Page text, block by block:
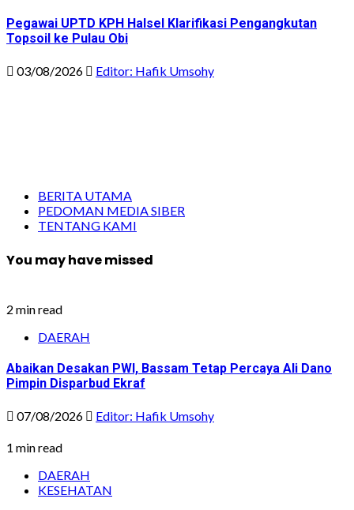
Pegawai UPTD KPH Halsel Klarifikasi Pengangkutan
Topsoil ke Pulau Obi
03/08/2026 Editor: Hafik Umsohy
BERITA UTAMA
PEDOMAN MEDIA SIBER
TENTANG KAMI
You may have missed
2 min read
DAERAH
Abaikan Desakan PWI, Bassam Tetap Percaya Ali Dano
Pimpin Disparbud Ekraf
07/08/2026 Editor: Hafik Umsohy
1 min read
DAERAH
KESEHATAN